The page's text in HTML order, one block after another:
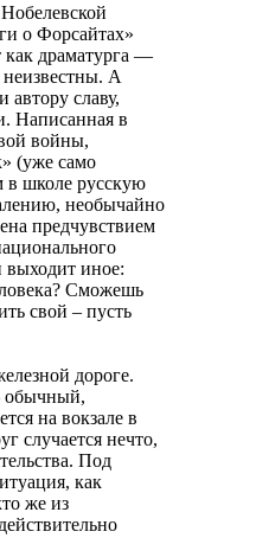
о Форсайтах»
как драматурга —
А
славу,
Написанная в
войны,
(уже само
в школе русскую
необычайно
предчувствием
иное:
Сможешь
свой – пусть
дороге.
обычный,
на вокзале в
случается нечто,
Под
как
же из